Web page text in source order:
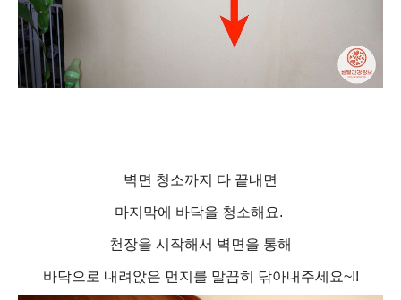
벽면 청소까지 다 끝내면
마지막에 바닥을 청소해요.
천장을 시작해서 벽면을 통해
바닥으로 내려앉은 먼지를 말끔히 닦아내주세요~!!